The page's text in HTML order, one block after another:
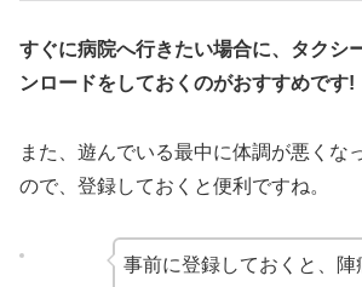
すぐに病院へ行きたい場合に、タクシ
ンロードをしておくのがおすすめです!
また、遊んでいる最中に体調が悪くな
ので、登録しておくと便利ですね。
事前に登録しておくと、陣